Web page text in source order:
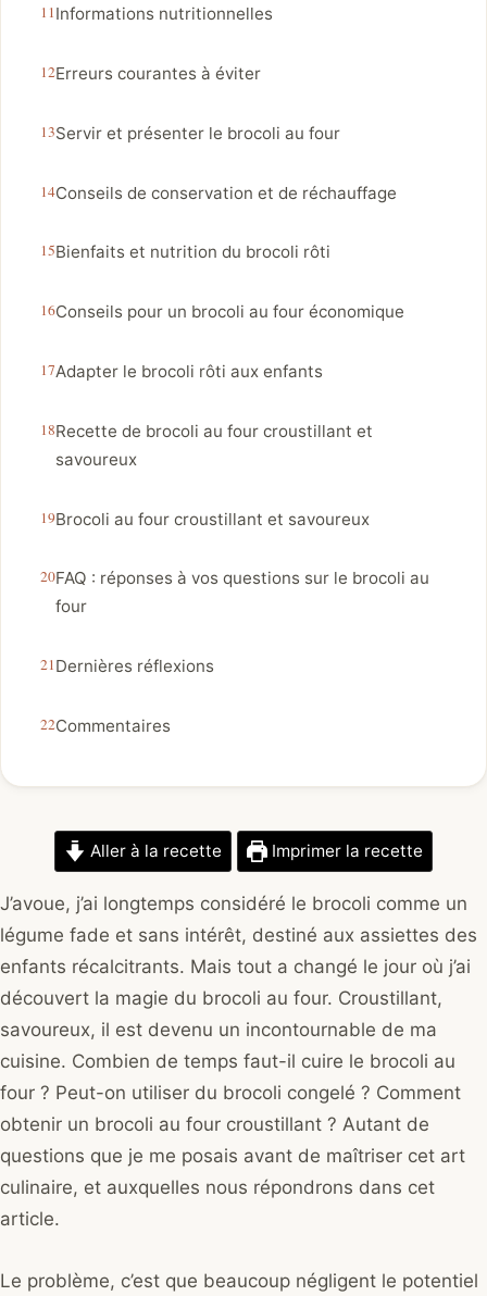
Informations nutritionnelles
Erreurs courantes à éviter
Servir et présenter le brocoli au four
Conseils de conservation et de réchauffage
Bienfaits et nutrition du brocoli rôti
Conseils pour un brocoli au four économique
Adapter le brocoli rôti aux enfants
Recette de brocoli au four croustillant et
savoureux
Brocoli au four croustillant et savoureux
FAQ : réponses à vos questions sur le brocoli au
four
Dernières réflexions
Commentaires
Aller à la recette Imprimer la recette
J’avoue, j’ai longtemps considéré le brocoli comme un
légume fade et sans intérêt, destiné aux assiettes des
enfants récalcitrants. Mais tout a changé le jour où j’ai
découvert la magie du brocoli au four. Croustillant,
savoureux, il est devenu un incontournable de ma
cuisine. Combien de temps faut-il cuire le brocoli au
four ? Peut-on utiliser du brocoli congelé ? Comment
obtenir un brocoli au four croustillant ? Autant de
questions que je me posais avant de maîtriser cet art
culinaire, et auxquelles nous répondrons dans cet
article.
Le problème, c’est que beaucoup négligent le potentiel